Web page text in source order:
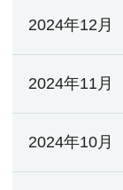
2024年12月
2024年11月
2024年10月